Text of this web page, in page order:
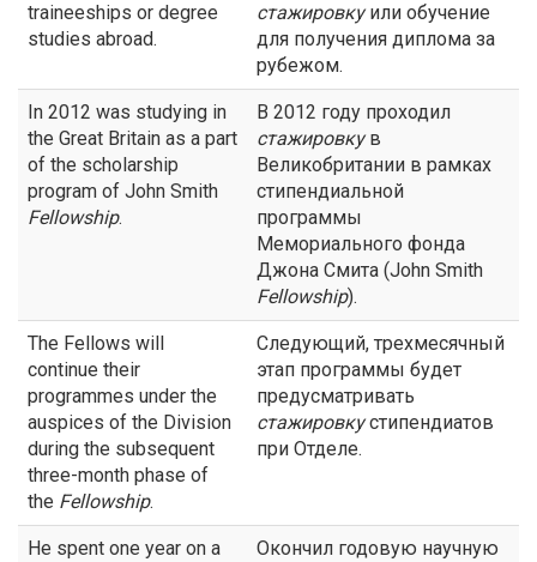
traineeships or degree
studies abroad.
стажировкуили обучение
для получения диплома за
рубежом.
In 2012 was studying in
the Great Britain as a part
of the scholarship
program of John Smith
Fellowship.
В 2012 году проходил
стажировкув
Великобритании в рамках
стипендиальной
программы
Мемориального фонда
Джона Смита (John Smith
Fellowship).
The Fellows will
continue their
programmes under the
auspices of the Division
during the subsequent
three-month phase of
the Fellowship.
Следующий, трехмесячный
этап программы будет
предусматривать
стажировкустипендиатов
при Отделе.
He spent one year on a
Окончил годовую научную